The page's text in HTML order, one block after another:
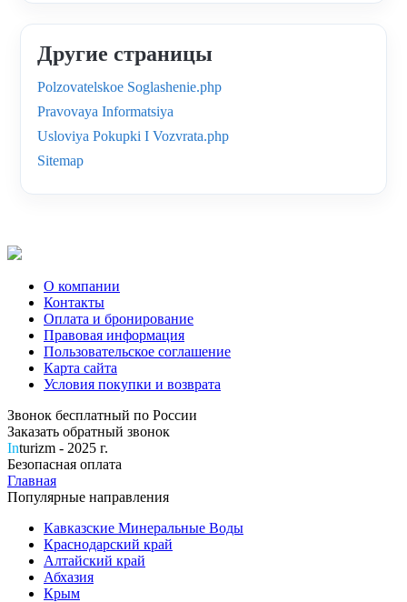
Другие страницы
Polzovatelskoe Soglashenie.php
Pravovaya Informatsiya
Usloviya Pokupki I Vozvrata.php
Sitemap
О компании
Контакты
Оплата и бронирование
Правовая информация
Пользовательское соглашение
Карта сайта
Условия покупки и возврата
Звонок бесплатный по России
Заказать обратный звонок
Inturizm - 2025 г.
Безопасная оплата
Главная
Популярные направления
Кавказские Минеральные Воды
Краснодарский край
Алтайский край
Абхазия
Крым